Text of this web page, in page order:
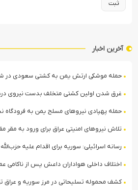
آخرین اخبار
حمله موشکی ارتش یمن به کشتی سعودی در
غرق شدن اولین کشتی متخلف بدست نیروی
حمله پهپادی نیروهای مسلح یمن به فرودگاه
تلاش نیروهای امنیتی عراق برای ورود به مقر
رسانه اسرائیلی: سوریه برای اقدام علیه
اختلاف داخلی هواداران داعش پس از ناکامی
کشف محموله تسلیحاتی در مرز سوریه و عراق